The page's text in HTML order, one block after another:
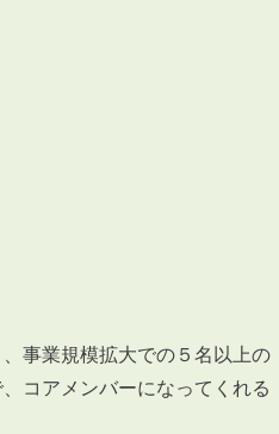
事業規模拡大での５名以上の
コアメンバーになってくれる